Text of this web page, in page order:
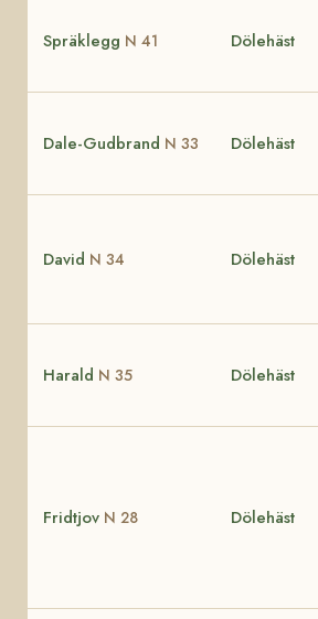
Spräklegg N 41 Dölehäst
Dale-Gudbrand N 33 Dölehäst
David N 34 Dölehäst
Harald N 35 Dölehäst
Fridtjov N 28 Dölehäst